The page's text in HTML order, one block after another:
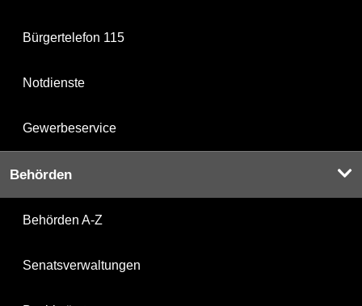
Bürgertelefon 115
Notdienste
Gewerbeservice
Behörden
Behörden A-Z
Senatsverwaltungen